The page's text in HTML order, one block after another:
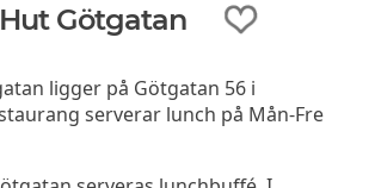
Götgatan
ligger på Götgatan 56 i
serverar lunch på Mån-Fre